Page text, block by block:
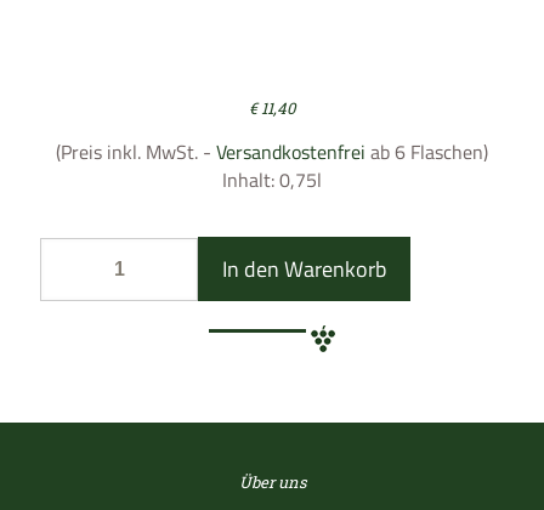
€11,40
(Preis inkl. MwSt. - Versandkostenfrei ab 6 Flaschen)
Inhalt: 0,75l
In den Warenkorb
Über uns